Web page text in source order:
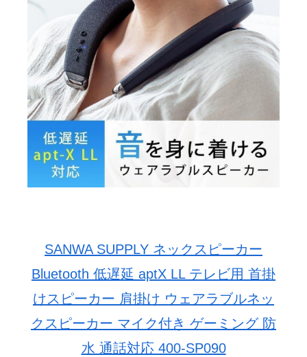
SANWA SUPPLY ネックスピーカー
Bluetooth 低遅延 aptX LL テレビ用 首掛
けスピーカー 肩掛け ウェアラブルネッ
クスピーカー マイク付き ゲーミング 防
水 通話対応 400-SP090